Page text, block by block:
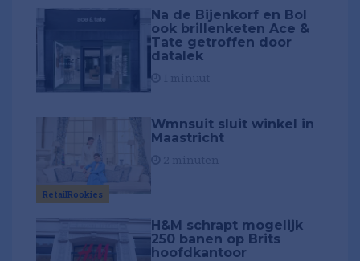
Na de Bijenkorf en Bol
ook brillenketen Ace &
Tate getroffen door
datalek
RetailRookies
Wmnsuit sluit winkel in
Maastricht
H&M schrapt mogelijk
250 banen op Brits
hoofdkantoor